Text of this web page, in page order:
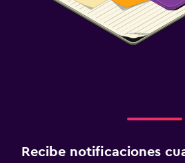
Recibe notificaciones